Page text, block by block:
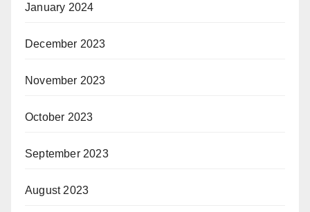
January 2024
December 2023
November 2023
October 2023
September 2023
August 2023